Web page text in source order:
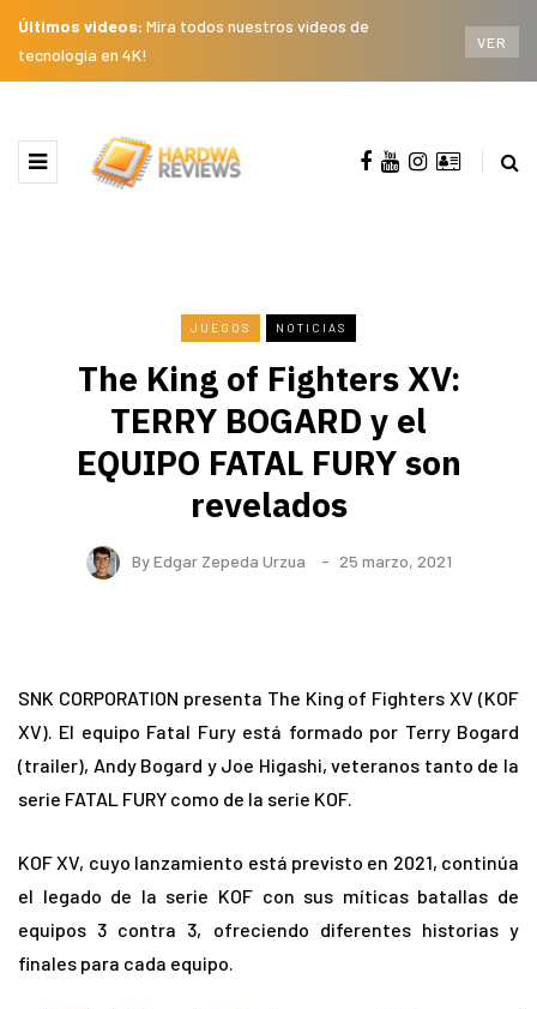
Últimos videos: Mira todos nuestros videos de
tecnología en 4K!
VER
JUEGOS NOTICIAS
The King of Fighters XV:
TERRY BOGARD y el
EQUIPO FATAL FURY son
revelados
ByEdgar Zepeda Urzua 25 marzo, 2021
SNK CORPORATION presenta The King of Fighters XV (KOF
XV). El equipo Fatal Fury está formado por Terry Bogard
(trailer), Andy Bogard y Joe Higashi, veteranos tanto de la
serie FATAL FURY como de la serie KOF.
KOF XV, cuyo lanzamiento está previsto en 2021, continúa
el legado de la serie KOF con sus míticas batallas de
equipos 3 contra 3, ofreciendo diferentes historias y
finales para cada equipo.